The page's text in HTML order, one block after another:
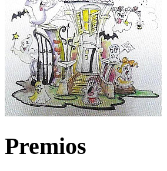
Premios